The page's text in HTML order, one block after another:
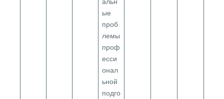
ые
проб
лемы
проф
есси
онал
ьной
подго